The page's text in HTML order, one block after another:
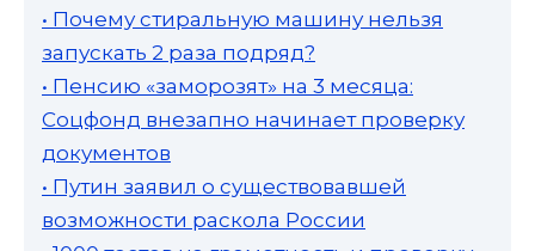
• Почему стиральную машину нельзя
запускать 2 раза подряд?
• Пенсию «заморозят» на 3 месяца:
Соцфонд внезапно начинает проверку
документов
• Путин заявил о существовавшей
возможности раскола России